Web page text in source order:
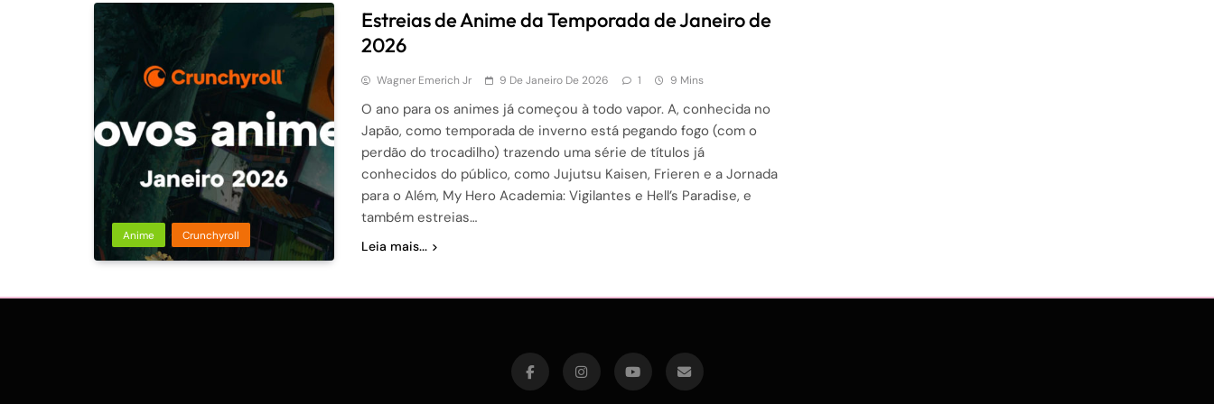
Anime Crunchyroll
Estreias de Anime da Temporada de Janeiro de
2026
Wagner Emerich Jr 9 De Janeiro De 2026 1 9 Mins
O ano para os animes já começou à todo vapor. A, conhecida no
Japão, como temporada de inverno está pegando fogo (com o
perdão do trocadilho) trazendo uma série de títulos já
conhecidos do público, como Jujutsu Kaisen, Frieren e a Jornada
para o Além, My Hero Academia: Vigilantes e Hell’s Paradise, e
também estreias…
Leia mais...